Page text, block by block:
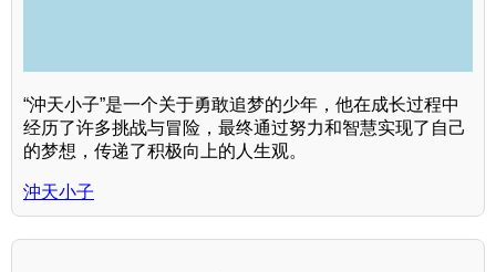
“沖天小子”是一个关于勇敢追梦的少年，他在成长过程中
经历了许多挑战与冒险，最终通过努力和智慧实现了自己
的梦想，传递了积极向上的人生观。
沖天小子